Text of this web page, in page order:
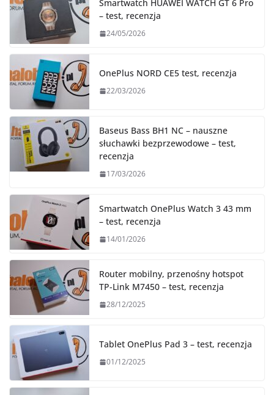
Smartwatch HUAWEI WATCH GT 6 Pro
– test, recenzja
24/05/2026
OnePlus NORD CE5 test, recenzja
22/03/2026
Baseus Bass BH1 NC – nauszne
słuchawki bezprzewodowe – test,
recenzja
17/03/2026
Smartwatch OnePlus Watch 3 43 mm
– test, recenzja
14/01/2026
Router mobilny, przenośny hotspot
TP-Link M7450 – test, recenzja
28/12/2025
Tablet OnePlus Pad 3 – test, recenzja
01/12/2025